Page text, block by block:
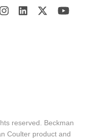
reserved. Beckman
Coulter product and